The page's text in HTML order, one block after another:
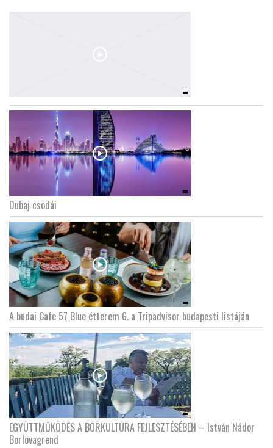
Dubaj csodái
A budai Cafe 57 Blue étterem 6. a Tripadvisor budapesti listáján
EGYÜTTMŰKÖDÉS A BORKULTÚRA FEJLESZTÉSÉBEN – István Nádor
Borlovagrend